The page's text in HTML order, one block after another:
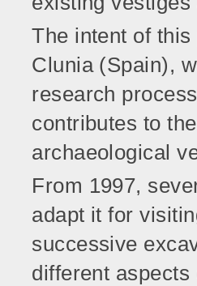
The intent of
Clunia (Spain),
research
contributes to
archaeological
From 1997,
adapt it for
successive
different